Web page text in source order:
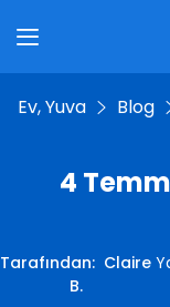
Ev, Yuva Blog
4
Tarafından: Claire
B.